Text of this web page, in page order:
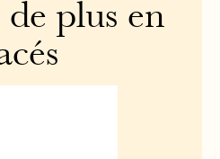
de plus en